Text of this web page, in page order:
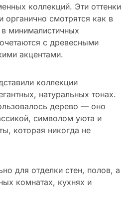
коллекций. Эти оттенки
смотрятся как в
в минималистичных
с древесными
акцентами.
коллекции
натуральных тонах.
дерево — оно
символом уюта и
которая никогда не
для отделки стен, полов, а
комнатах, кухнях и